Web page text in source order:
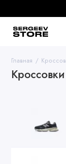
Главная